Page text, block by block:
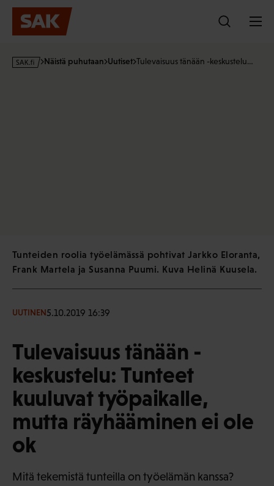
Hyppää
sisältöön
s
Näistä puhutaan Uutiset Tulevaisuus tänään -keskustelu…
Tunteiden roolia työelämässä pohtivat Jarkko Eloranta,
Frank Martela ja Susanna Puumi. Kuva Helinä Kuusela.
UUTINEN5.10.2019 16:39
Tulevaisuus tänään -
keskustelu: Tunteet
kuuluvat työpaikalle,
mutta räyhääminen ei ole
ok
Mitä tekemistä tunteilla on työelämän kanssa?